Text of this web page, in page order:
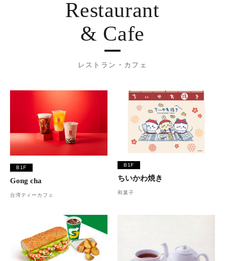
Restaurant
& Cafe
レストラン・カフェ
B1F
Gong cha
台湾ティーカフェ
B1F
ちいかわ焼き
和菓子